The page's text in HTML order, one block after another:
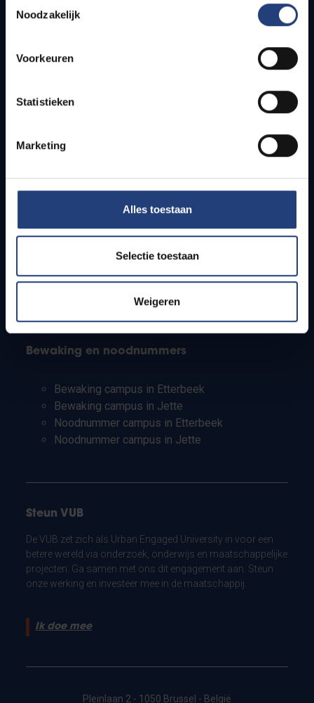
Noodzakelijk
Voorkeuren
Statistieken
Marketing
Alles toestaan
Selectie toestaan
Weigeren
Snel naar
Bereikbaarheid
Studenten
PhD-studenten
Leerkrachten en secundaire scholen
Bewaking en noodnummers
Bewaking campus in Etterbeek
Bewaking campus in Jette
Noodnummer campus in Etterbeek
Noodnummer campus in Jette
Steun VUB
De VUB zet zich als Urban Engaged University in voor een
betere wereld via onderzoek, onderwijs en maatschappelijke
projecten. Ga samen met ons dit engagement aan. Steun
onze werking en investeer mee in de maatschappij.
Ik doe mee
Pleinlaan 2 - 1050 Brussel - België